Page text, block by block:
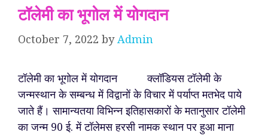
टॉलेमी का भूगोल में योगदान
October 7, 2022 byAdmin
टॉलेमी का भूगोल में योगदान क्लॉडियस टॉलेमी के
जन्मस्थान के सम्बन्ध में विद्वानों के विचार में पर्याप्त मतभेद पाये
जाते हैं। सामान्यतया विभिन्न इतिहासकारों के मतानुसार टॉलेमी
का जन्म 90 ई. में टॉलेमस हरसी नामक स्थान पर हुआ माना